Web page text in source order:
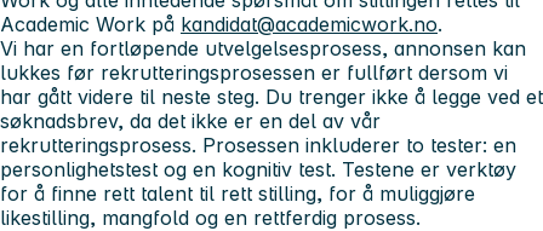
Academic Work på kandidat@academicwork.no.
Vi har en fortløpende utvelgelsesprosess, annonsen kan
lukkes før rekrutteringsprosessen er fullført dersom vi
har gått videre til neste steg. Du trenger ikke å legge ved et
søknadsbrev, da det ikke er en del av vår
rekrutteringsprosess. Prosessen inkluderer to tester: en
personlighetstest og en kognitiv test. Testene er verktøy
for å finne rett talent til rett stilling, for å muliggjøre
likestilling, mangfold og en rettferdig prosess.